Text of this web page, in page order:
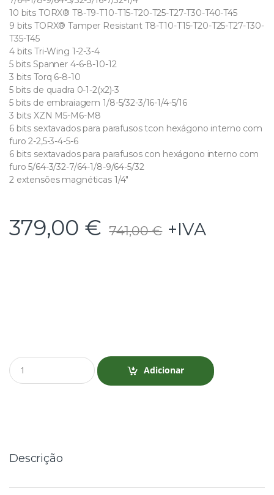
10 bits TORX® T8-T9-T10-T15-T20-T25-T27-T30-T40-T45
9 bits TORX® Tamper Resistant T8-T10-T15-T20-T25-T27-T30-
T35-T45
4 bits Tri-Wing 1-2-3-4
5 bits Spanner 4-6-8-10-12
3 bits Torq 6-8-10
5 bits de quadra 0-1-2(x2)-3
5 bits de embraiagem 1/8-5/32-3/16-1/4-5/16
3 bits XZN M5-M6-M8
6 bits sextavados para parafusos tcon hexágono interno com
furo 2-2,5-3-4-5-6
6 bits sextavados para parafusos con hexágono interno com
furo 5/64-3/32-7/64-1/8-9/64-5/32
2 extensões magnéticas 1/4″
379,00 € 741,00€ +IVA
Q
u
Adicionar
Descrição